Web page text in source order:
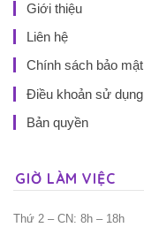
Giới thiệu
Liên hệ
Chính sách bảo mật
Điều khoản sử dụng
Bản quyền
GIỜ LÀM VIỆC
Thứ 2 – CN: 8h – 18h